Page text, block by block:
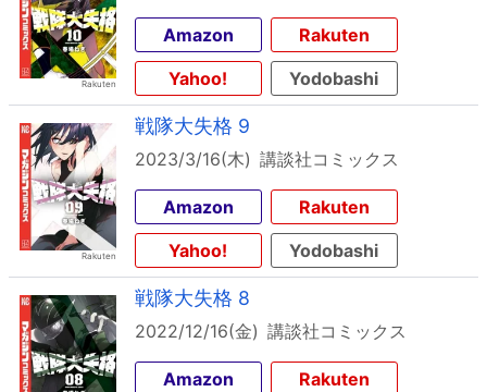
Amazon
Rakuten
Yahoo!
Yodobashi
戦隊大失格 9
2023/3/16(木) 講談社コミックス
Amazon
Rakuten
Yahoo!
Yodobashi
戦隊大失格 8
2022/12/16(金) 講談社コミックス
Amazon
Rakuten